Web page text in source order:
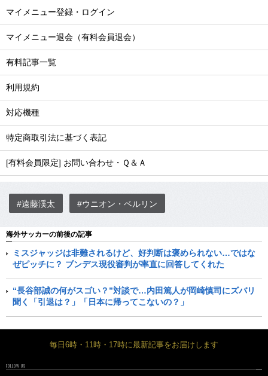
マイメニュー登録・ログイン
マイメニュー退会（有料会員退会）
有料記事一覧
利用規約
対応機種
特定商取引法に基づく表記
[有料会員限定] お問い合わせ・Ｑ＆Ａ
#遠藤渓太 #ウニオン・ベルリン
海外サッカーの前後の記事
ミスジャッジは非難されるけど、好判断は褒められない…ではな
ぜピッチに？ ブンデス現役審判が率直に回答してくれた
“長谷部誠の何がスゴい？”対談で…内田篤人が岡崎慎司にズバリ
聞く「引退は？」「日本に帰ってこないの？」
毎日6時・11時・17時に最新記事をお届けします
FOLLOW US